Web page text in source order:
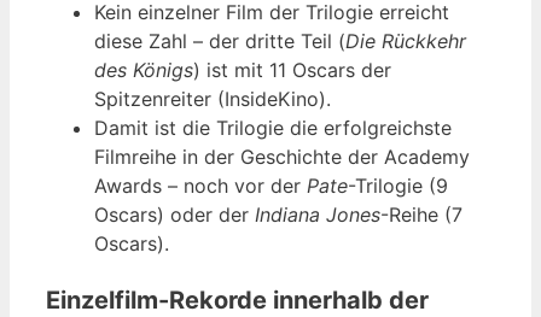
Kein einzelner Film der Trilogie erreicht
diese Zahl – der dritte Teil (Die Rückkehr
des Königs) ist mit 11 Oscars der
Spitzenreiter (InsideKino).
Damit ist die Trilogie die erfolgreichste
Filmreihe in der Geschichte der Academy
Awards – noch vor der Pate-Trilogie (9
Oscars) oder der Indiana Jones-Reihe (7
Oscars).
Einzelfilm-Rekorde innerhalb der